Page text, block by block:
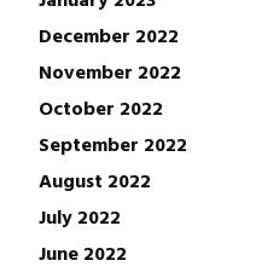
December 2022
November 2022
October 2022
September 2022
August 2022
July 2022
June 2022